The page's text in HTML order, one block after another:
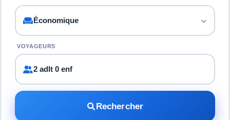
VOYAGEURS
2 adlt 0 enf
Rechercher